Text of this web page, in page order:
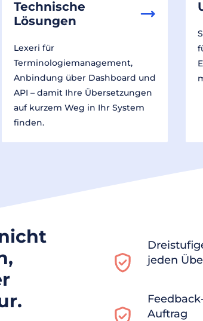
Technische
Lösungen
Lexeri für
Terminologiemanagement,
Anbindung über Dashboard und
API – damit Ihre Übersetzungen
auf kurzem Weg in Ihr System
finden.
jeden
Auftrag